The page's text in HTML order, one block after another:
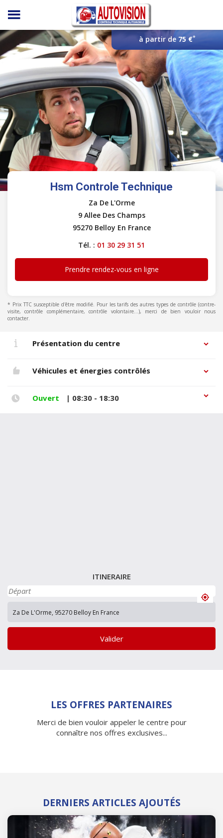
Panneau de gestion des cookies
à partir de 75 €*
Hsm Controle Technique
Za De L'Orme
9 Allee Des Champs
95270 Belloy En France
Tél. : 01 30 29 31 51
Prendre rendez-vous en ligne
* Prix TTC susceptible d'être modifié. Pour les tarifs des autres types de contrôle (contre-
visite, contrôle complémentaire, contrôle volontaire...), merci de bien vouloir nous
contacter.
Présentation du centre
Véhicules et énergies contrôlés
Ouvert | 08:30 - 18:30
ITINERAIRE
Valider
LES OFFRES PARTENAIRES
Merci de bien vouloir appeler le centre pour
connaître nos offres exclusives...
DERNIERS ARTICLES AJOUTÉS